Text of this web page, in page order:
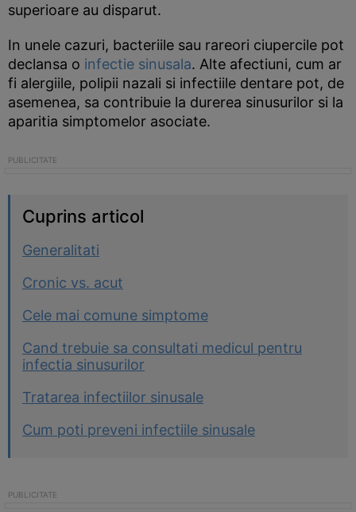
superioare au disparut.
In unele cazuri, bacteriile sau rareori ciupercile pot
declansa o infectie sinusala. Alte afectiuni, cum ar
fi alergiile, polipii nazali si infectiile dentare pot, de
asemenea, sa contribuie la durerea sinusurilor si la
aparitia simptomelor asociate.
Cuprins articol
Generalitati
Cronic vs. acut
Cele mai comune simptome
Cand trebuie sa consultati medicul pentru
infectia sinusurilor
Tratarea infectiilor sinusale
Cum poti preveni infectiile sinusale